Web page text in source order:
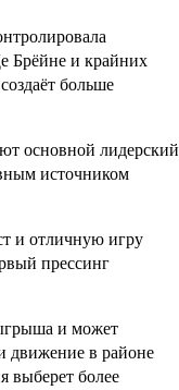
Брёйне и крайних
больше
основной лидерский
источником
и отличную игру
прессинг
и может
движение в районе
выберет более